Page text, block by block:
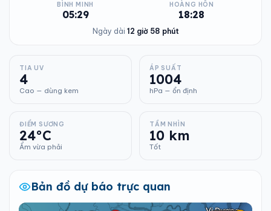
BÌNH MINH
05:29
HOÀNG HÔN
18:28
Ngày dài 12 giờ 58 phút
TIA UV
4
Cao — dùng kem
ÁP SUẤT
1004
hPa — ổn định
ĐIỂM SƯƠNG
24°C
Ẩm vừa phải
TẦM NHÌN
10 km
Tốt
Bản đồ dự báo trực quan